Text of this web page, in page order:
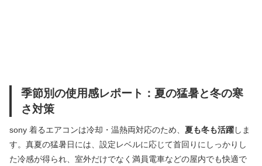
季節別の使用感レポート：夏の猛暑と冬の寒
さ対策
sony 着るエアコンは冷却・温熱両対応のため、 夏も冬も活躍しま
す。真夏の猛暑日には、設定レベルに応じて首回りにしっかりし
た冷感が得られ、室外だけでなく満員電車などの屋内でも快適で